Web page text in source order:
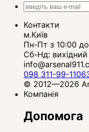
Контакти
м.Київ
Пн-Пт з 10:00
Сб-Нд: вихідний
098 311-99-11
© 2012—2026
Компанія
Допомога